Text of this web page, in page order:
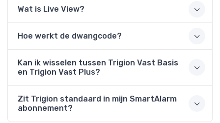
Wat is Live View?
Hoe werkt de dwangcode?
Kan ik wisselen tussen Trigion Vast Basis
en Trigion Vast Plus?
Zit Trigion standaard in mijn SmartAlarm
abonnement?